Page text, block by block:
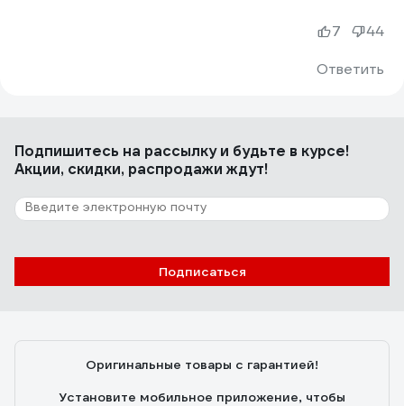
Ответить
7 44
Подпишитесь на рассылкуи будьте в курсе!
Акции, скидки, распродажи ждут!
Подписаться
Оригинальные товары с гарантией!
Установите мобильное приложение, чтобы